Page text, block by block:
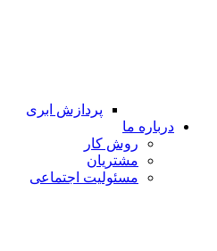
پردازش ابری
درباره ما
روش کار
مشتریان
مسئولیت اجتماعی